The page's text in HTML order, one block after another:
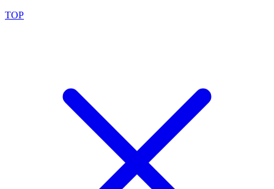
TOP